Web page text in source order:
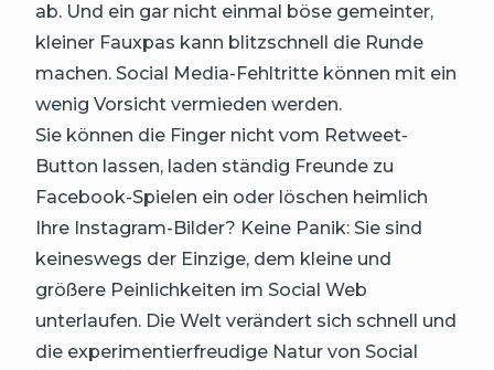
ab. Und ein gar nicht einmal böse gemeinter,
kleiner Fauxpas kann blitzschnell die Runde
machen. Social Media-Fehltritte können mit ein
wenig Vorsicht vermieden werden.
Sie können die Finger nicht vom Retweet-
Button lassen, laden ständig Freunde zu
Facebook-Spielen ein oder löschen heimlich
Ihre Instagram-Bilder? Keine Panik: Sie sind
keineswegs der Einzige, dem kleine und
größere Peinlichkeiten im Social Web
unterlaufen. Die Welt verändert sich schnell und
die experimentierfreudige Natur von Social